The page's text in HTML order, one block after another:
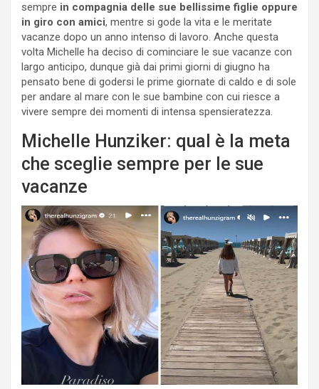
sempre in compagnia delle sue bellissime figlie oppure
in giro con amici, mentre si gode la vita e le meritate
vacanze dopo un anno intenso di lavoro. Anche questa
volta Michelle ha deciso di cominciare le sue vacanze con
largo anticipo, dunque già dai primi giorni di giugno ha
pensato bene di godersi le prime giornate di caldo e di sole
per andare al mare con le sue bambine con cui riesce a
vivere sempre dei momenti di intensa spensieratezza.
Michelle Hunziker: qual è la meta
che sceglie sempre per le sue
vacanze